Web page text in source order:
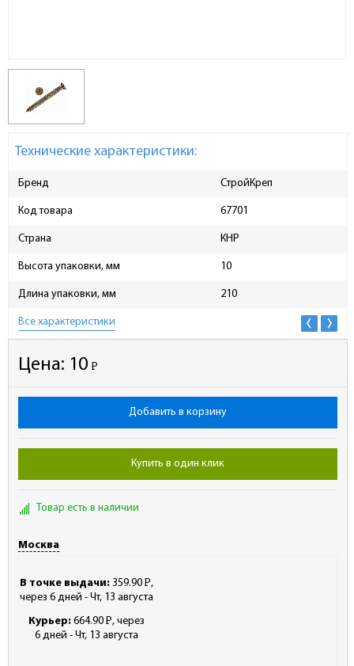
Технические характеристики:
Бренд СтройКреп
Код товара 67701
Страна КНР
Высота упаковки, мм 10
Длина упаковки, мм 210
Все характеристики
Цена: 10 Р
-
Добавить в корзину
Купить в один клик
Товар есть в наличии
Москва
В точке выдачи: 359.90 Р
- ,
через 6 дней - Чт, 13 августа
Курьер: 664.90 Р
- , через
6 дней - Чт, 13 августа